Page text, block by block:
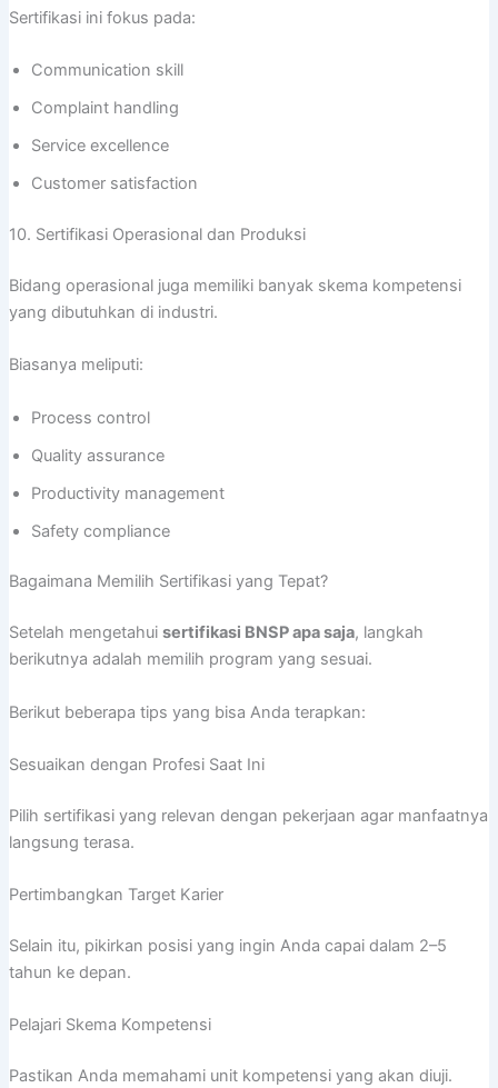
Sertifikasi ini fokus pada:
Communication skill
Complaint handling
Service excellence
Customer satisfaction
10. Sertifikasi Operasional dan Produksi
Bidang operasional juga memiliki banyak skema kompetensi
yang dibutuhkan di industri.
Biasanya meliputi:
Process control
Quality assurance
Productivity management
Safety compliance
Bagaimana Memilih Sertifikasi yang Tepat?
Setelah mengetahui sertifikasi BNSP apa saja, langkah
berikutnya adalah memilih program yang sesuai.
Berikut beberapa tips yang bisa Anda terapkan:
Sesuaikan dengan Profesi Saat Ini
Pilih sertifikasi yang relevan dengan pekerjaan agar manfaatnya
langsung terasa.
Pertimbangkan Target Karier
Selain itu, pikirkan posisi yang ingin Anda capai dalam 2–5
tahun ke depan.
Pelajari Skema Kompetensi
Pastikan Anda memahami unit kompetensi yang akan diuji.